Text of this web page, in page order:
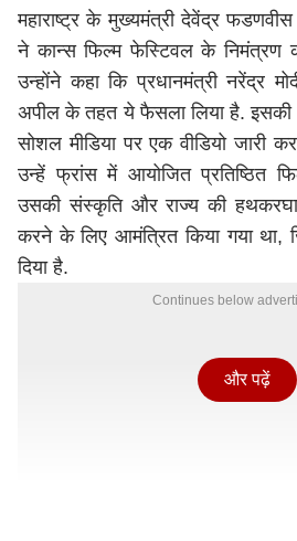
महाराष्ट्र के मुख्यमंत्री देवेंद्र
ने कान्स फिल्म फेस्टिवल के निमंत्रण
उन्होंने कहा कि प्रधानमंत्री नरेंद्र
अपील के तहत ये फैसला लिया है. इसकी
सोशल मीडिया पर एक वीडियो जारी
उन्हें फ्रांस में आयोजित प्रतिष्ठित
उसकी संस्कृति और राज्य की हथकरघा
करने के लिए आमंत्रित किया गया था,
दिया है.
Continues below
और पढ़ें